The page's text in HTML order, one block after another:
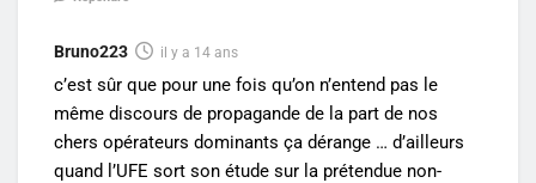
Bruno223 il y a 14 ans
c’est sûr que pour une fois qu’on n’entend pas le
même discours de propagande de la part de nos
chers opérateurs dominants ça dérange … d’ailleurs
quand l’UFE sort son étude sur la prétendue non-